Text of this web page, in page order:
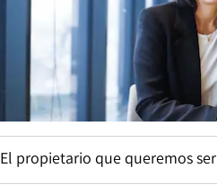
El propietario que queremos ser